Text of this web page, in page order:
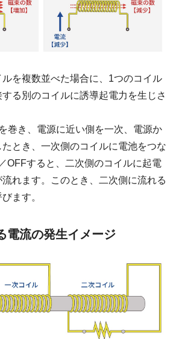
を複数並べた場合に、1つのコイル
る別のコイルに誘導起電力を生じさ
巻き、電源に近い側を一次、電源か
とき、一次側のコイルに電池をつな
OFFすると、二次側のコイルに起電
れます。このとき、二次側に流れる
ます。
電流の発生イメージ